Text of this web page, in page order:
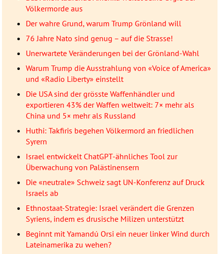
Völkermorde aus
Der wahre Grund, warum Trump Grönland will
76 Jahre Nato sind genug – auf die Strasse!
Unerwartete Veränderungen bei der Grönland-Wahl
Warum Trump die Ausstrahlung von «Voice of America»
und «Radio Liberty» einstellt
Die USA sind der grösste Waffenhändler und
exportieren 43% der Waffen weltweit: 7× mehr als
China und 5× mehr als Russland
Huthi: Takfiris begehen Völkermord an friedlichen
Syrern
Israel entwickelt ChatGPT-ähnliches Tool zur
Überwachung von Palästinensern
Die «neutrale» Schweiz sagt UN-Konferenz auf Druck
Israels ab
Ethnostaat-Strategie: Israel verändert die Grenzen
Syriens, indem es drusische Milizen unterstützt
Beginnt mit Yamandú Orsi ein neuer linker Wind durch
Lateinamerika zu wehen?